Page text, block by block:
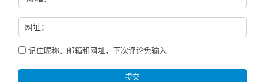
网址：
记住昵称、邮箱和网址，下次评论免输入
提交